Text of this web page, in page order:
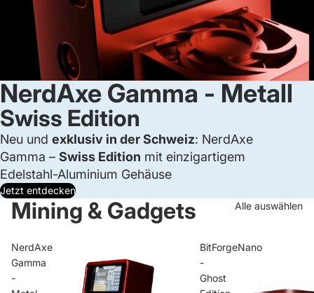
NerdAxe Gamma - Metall
Swiss Edition
Neu und exklusiv in der Schweiz: NerdAxe
Gamma – Swiss Edition mit einzigartigem
Edelstahl-Aluminium Gehäuse
Jetzt entdecken
Mining & Gadgets Alle auswählen
NerdAxe
Gamma
-
BitForgeNano
-
Ghost